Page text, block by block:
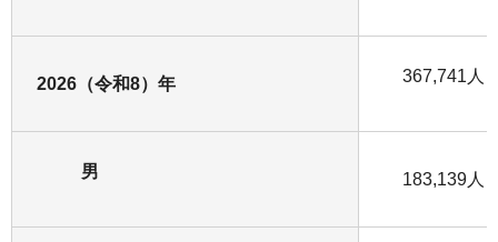
2026（令和8）年 367,741人
男 183,139人